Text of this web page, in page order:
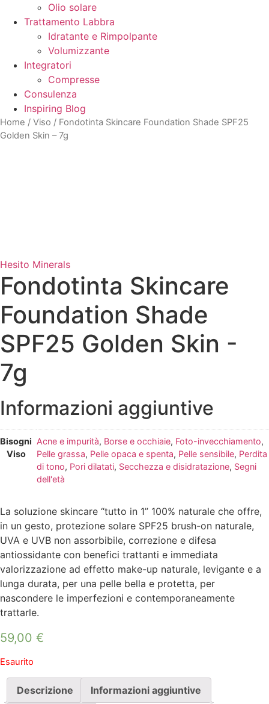
Olio solare
Trattamento Labbra
Idratante e Rimpolpante
Volumizzante
Integratori
Compresse
Consulenza
Inspiring Blog
Home / Viso / Fondotinta Skincare Foundation Shade SPF25
Golden Skin – 7g
Hesito Minerals
Fondotinta Skincare
Foundation Shade
SPF25 Golden Skin -
7g
Informazioni aggiuntive
Bisogni
Viso
Acne e impurità, Borse e occhiaie, Foto-invecchiamento,
Pelle grassa, Pelle opaca e spenta, Pelle sensibile, Perdita
di tono, Pori dilatati, Secchezza e disidratazione, Segni
dell'età
La soluzione skincare “tutto in 1” 100% naturale che offre,
in un gesto, protezione solare SPF25 brush-on naturale,
UVA e UVB non assorbibile, correzione e difesa
antiossidante con benefici trattanti e immediata
valorizzazione ad effetto make-up naturale, levigante e a
lunga durata, per una pelle bella e protetta, per
nascondere le imperfezioni e contemporaneamente
trattarle.
59,00 €
Esaurito
Descrizione Informazioni aggiuntive